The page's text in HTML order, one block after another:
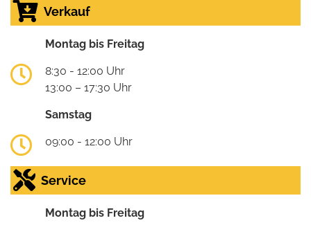
Verkauf
Montag bis Freitag
8:30 - 12:00 Uhr
13:00 – 17:30 Uhr
Samstag
09:00 - 12:00 Uhr
Service
Montag bis Freitag